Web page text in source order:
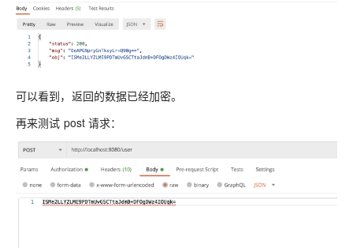
可以看到，返回的数据已经加密。
再来测试 post 请求：